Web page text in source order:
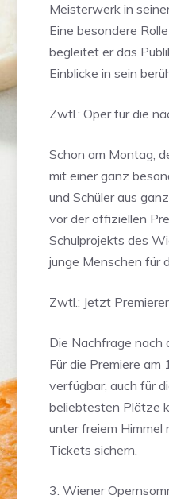
Meisterwerk in
Eine besondere
begleitet er das
Einblicke in sein
Zwtl.: Oper für die
Schon am Montag,
mit einer ganz
und Schüler aus
vor der offiziellen
Schulprojekts des
junge Menschen für
Zwtl.: Jetzt
Die Nachfrage nach
Für die Premiere am
verfügbar, auch für
beliebtesten Plätze
unter freiem Himmel
Tickets sichern.
3. Wiener